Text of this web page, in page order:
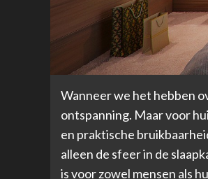
Wanneer we het hebben
ontspanning. Maar voor
en praktische
alleen de sfeer in de
is voor zowel mensen als